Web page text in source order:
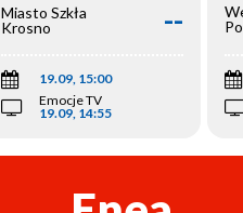
Miasto Szkła
Krosno
--
19.09, 15:00
Emocje TV
19.09, 14:55